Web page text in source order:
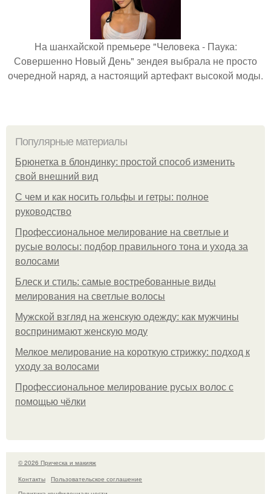
На шанхайской премьере "Человека - Паука:
Совершенно Новый День" зендея выбрала не просто
очередной наряд, а настоящий артефакт высокой моды.
Популярные материалы
Брюнетка в блондинку: простой способ изменить
свой внешний вид
С чем и как носить гольфы и гетры: полное
руководство
Профессиональное мелирование на светлые и
русые волосы: подбор правильного тона и ухода за
волосами
Блеск и стиль: самые востребованные виды
мелирования на светлые волосы
Мужской взгляд на женскую одежду: как мужчины
воспринимают женскую моду
Мелкое мелирование на короткую стрижку: подход к
уходу за волосами
Профессиональное мелирование русых волос с
помощью чёлки
© 2026 Прическа и макияж
Контакты
Пользовательское соглашение